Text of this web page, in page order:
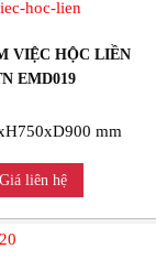
VIỆC HỘC LIỀN
EMD019
mm
Giá liên hệ